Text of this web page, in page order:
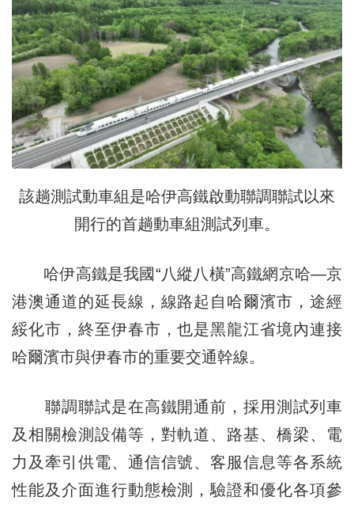
該趟測試動車組是哈伊高鐵啟動聯調聯試以來
開行的首趟動車組測試列車。
哈伊高鐵是我國“八縱八橫”高鐵網京哈—京
港澳通道的延長線，線路起自哈爾濱市，途經
綏化市，終至伊春市，也是黑龍江省境內連接
哈爾濱市與伊春市的重要交通幹線。
聯調聯試是在高鐵開通前，採用測試列車
及相關檢測設備等，對軌道、路基、橋梁、電
力及牽引供電、通信信號、客服信息等各系統
性能及介面進行動態檢測，驗證和優化各項參